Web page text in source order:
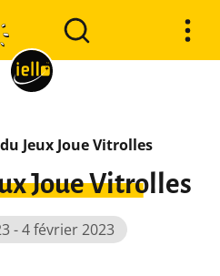
Jeux Joue Vitrolles
Joue Vitrolles
- 4 février 2023